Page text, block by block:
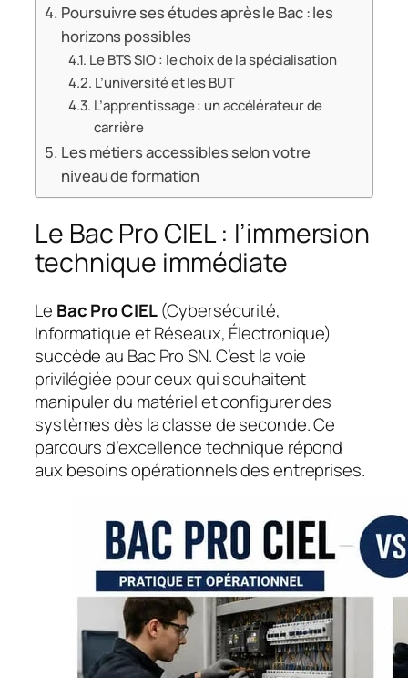
Poursuivre ses études après le Bac : les
horizons possibles
Le BTS SIO : le choix de la spécialisation
L’université et les BUT
L’apprentissage : un accélérateur de
carrière
Les métiers accessibles selon votre
niveau de formation
Le Bac Pro CIEL : l’immersion
technique immédiate
Le Bac Pro CIEL(Cybersécurité,
Informatique et Réseaux, Électronique)
succède au Bac Pro SN. C’est la voie
privilégiée pour ceux qui souhaitent
manipuler du matériel et configurer des
systèmes dès la classe de seconde. Ce
parcours d’excellence technique répond
aux besoins opérationnels des entreprises.